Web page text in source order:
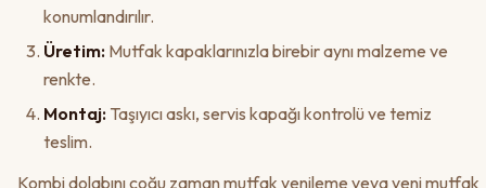
konumlandırılır.
Üretim: Mutfak kapaklarınızla birebir aynı malzeme ve
renkte.
Montaj: Taşıyıcı askı, servis kapağı kontrolü ve temiz
teslim.
Kombi dolabını çoğu zaman mutfak yenileme veya yeni mutfak